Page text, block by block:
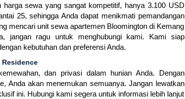
sewa yang sangat kompetitif, hanya 3.100 USD
25, sehingga Anda dapat menikmati pemandangan
mencari unit sewa apartemen Bloomington di Kemang
jangan ragu untuk menghubungi kami. Kami siap
kebutuhan dan preferensi Anda.
Residence
dan privasi dalam hunian Anda. Dengan
Anda akan menemukan semuanya. Jangan lewatkan
ini. Hubungi kami segera untuk informasi lebih lanjut